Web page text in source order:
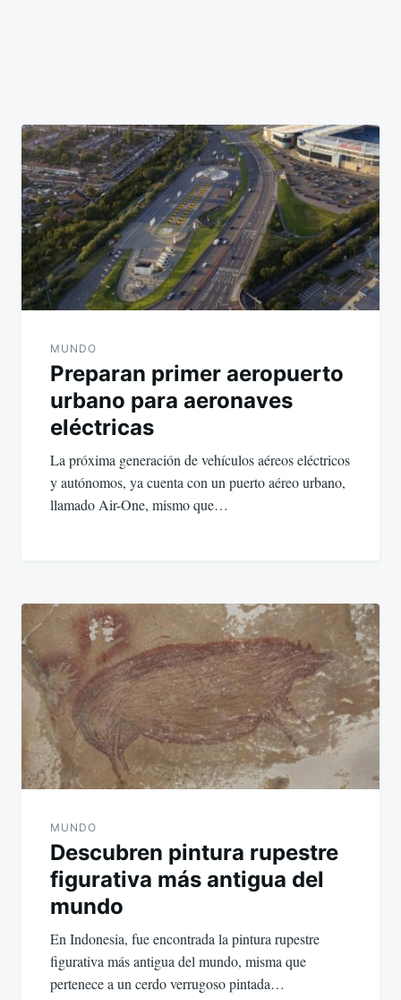
MUNDO
Preparan primer aeropuerto
urbano para aeronaves
eléctricas
La próxima generación de vehículos aéreos eléctricos
y autónomos, ya cuenta con un puerto aéreo urbano,
llamado Air-One, mismo que…
MUNDO
Descubren pintura rupestre
figurativa más antigua del
mundo
En Indonesia, fue encontrada la pintura rupestre
figurativa más antigua del mundo, misma que
pertenece a un cerdo verrugoso pintada…